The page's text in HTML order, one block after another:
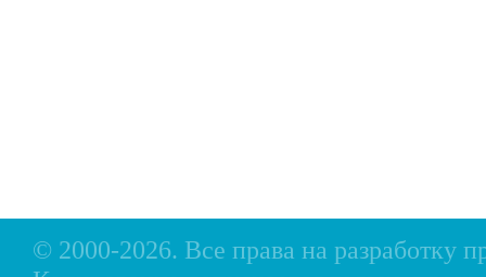
© 2000-2026. Все права на разработку